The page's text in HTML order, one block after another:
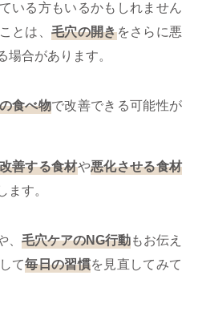
いる方もいるかもしれません
とは、 毛穴の開きをさらに悪
場合があります。
食べ物で改善できる可能性が
善する食材や悪化させる食材
ます。
、 毛穴ケアのNG行動もお伝え
て毎日の習慣を見直してみて